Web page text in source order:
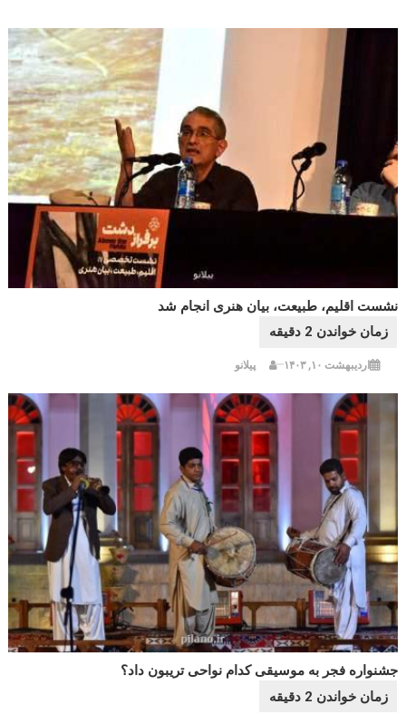
نشست اقلیم، طبیعت، بیان هنری انجام شد
اردیبهشت ۱۰, ۱۴۰۳ پیلانو
جشنواره فجر به موسیقی کدام نواحی تریبون داد؟